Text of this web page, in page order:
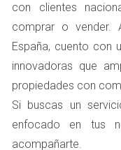
Riesgos de la
Implicaciones
fiscales,
donaciones
tributarias que
Conflictos
a celos o
con clientes
comprar o vender.
España, cuento con
innovadoras que
propiedades con
Si buscas un
enfocado en tus
acompañarte.